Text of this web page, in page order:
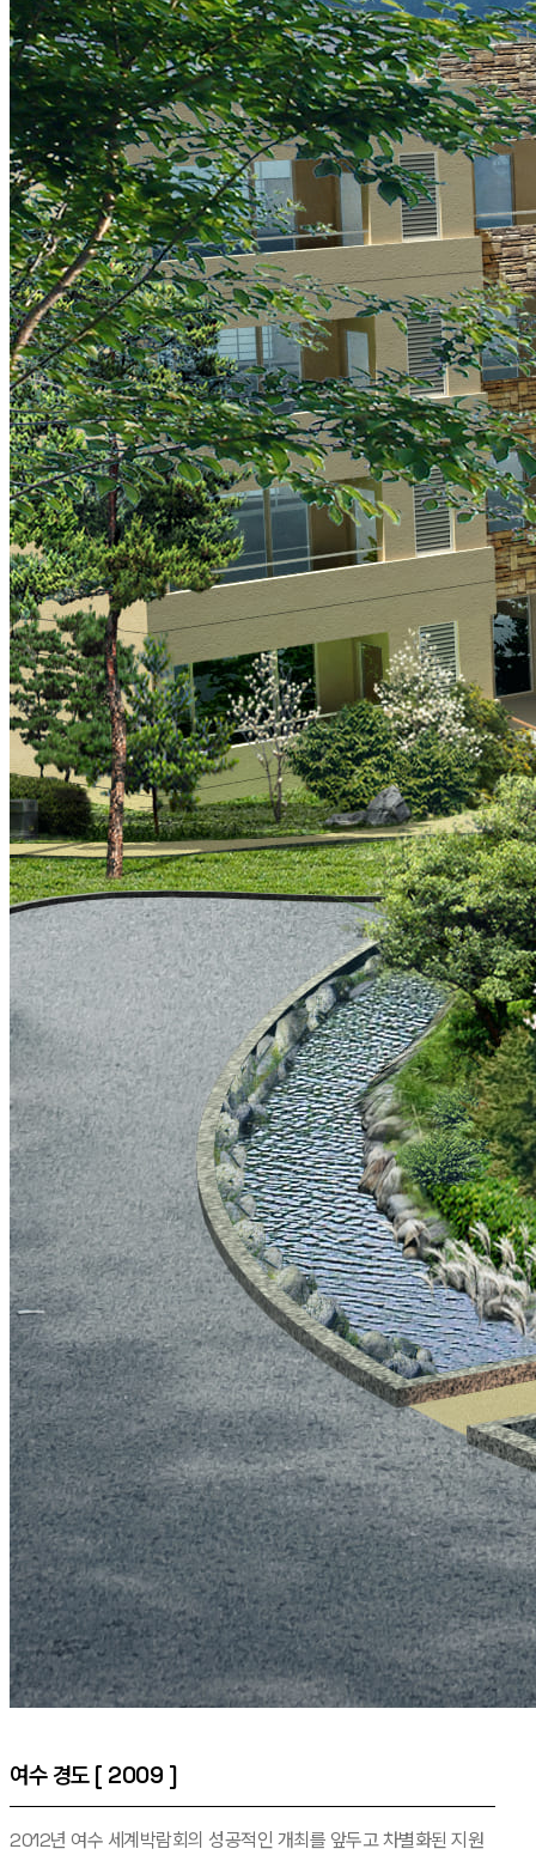
여수 경도 [ 2009 ]
2012년 여수 세계박람회의 성공적인 개최를 앞두고 차별화된 지원